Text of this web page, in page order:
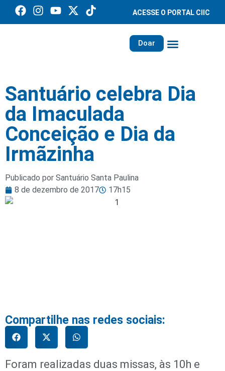
ACESSE O PORTAL CIIC
Doar
Santuário celebra Dia
da Imaculada
Conceição e Dia da
Irmãzinha
Publicado por Santuário Santa Paulina
8 de dezembro de 2017
17h15
Compartilhe nas redes sociais:
Foram realizadas duas missas, às 10h e